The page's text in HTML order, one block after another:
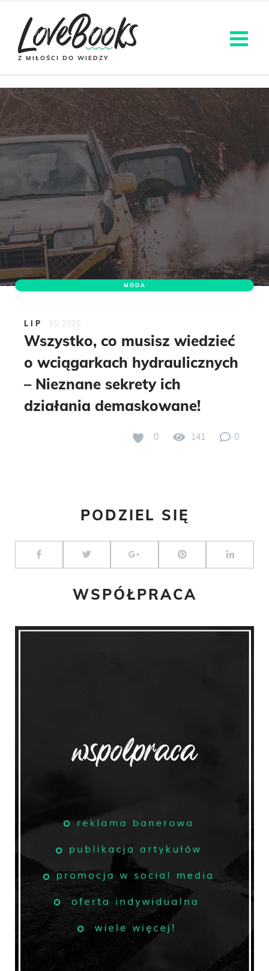
Z MIŁOŚCI DO WIEDZY
MODA
LIP 15, 2025
Wszystko, co musisz wiedzieć
o wciągarkach hydraulicznych
– Nieznane sekrety ich
działania demaskowane!
0 141 0
PODZIEL SIĘ
WSPÓŁPRACA